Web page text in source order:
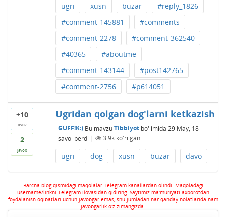
ugri xusn buzar
#reply_1826
#comment-145881
#comments
#comment-2278
#comment-362540
#40365
#aboutme
#comment-143144
#post142765
#comment-2756
#p614051
+10
ovoz
2
javob
Ugridan qolgan dog'larni ketkazish
GUFF!K:) Bu mavzuTibbiyotbo'limida 29 May, 18
savol berdi | 3.9kko'rilgan
ugri dog xusn buzar davo
Barcha blog qismidagi maqolalar Telegram kanallardan olindi. Maqoladagi
username/linkni Telegram ilovasidan qidiring. Saytimiz ma'muriyati axborotdan
foydalanish oqibatlari uchun javobgar emas, shu jumladan har qanday holatlarida ham
javobgarlik o'z zimangizda.